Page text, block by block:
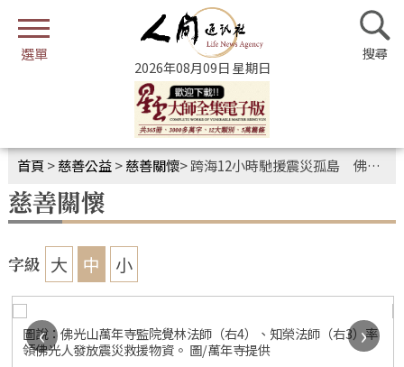
2026年08月09日 星期日
首頁 >慈善公益>慈善關懷>跨海12小時馳援震災孤島 佛光山物資送暖菲南災區
慈善關懷
字級 大 中 小
圖說：佛光山萬年寺監院覺林法師（右4）、知榮法師（右3）率
領佛光人發放震災救援物資。 圖/萬年寺提供
‹ ›